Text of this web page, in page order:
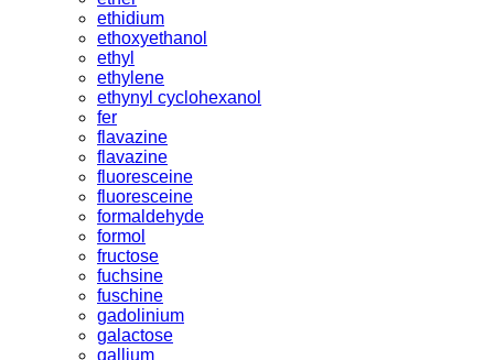
ethidium
ethoxyethanol
ethyl
ethylene
ethynyl cyclohexanol
fer
flavazine
flavazine
fluoresceine
fluoresceine
formaldehyde
formol
fructose
fuchsine
fuschine
gadolinium
galactose
gallium